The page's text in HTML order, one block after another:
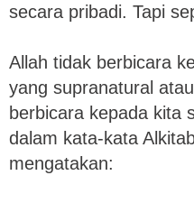
secara pribadi. Tapi
Allah tidak berbicara
yang supranatural
berbicara kepada kita
dalam kata-kata
mengatakan: